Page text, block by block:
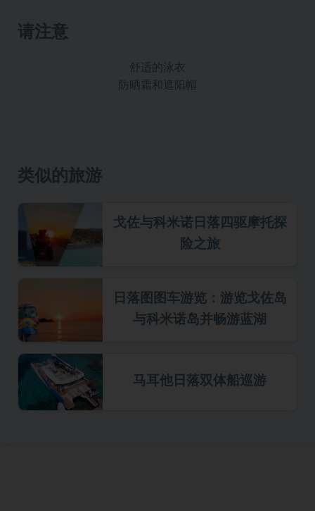
请注意
舒适的泳衣
防晒霜和遮阳帽
类似的旅游
戈佐与科米诺日落四驱摩托探
险之旅
日落图图车游览：游览戈佐岛
与科米诺岛并畅游蓝湖
马耳他日落双体船巡游